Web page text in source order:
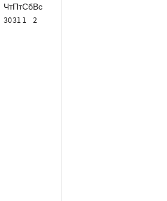
ЧтПтСбВс
30311 2